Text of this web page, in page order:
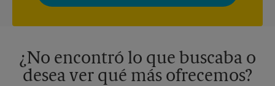
momento. Para más información, consulte nuestra política de
¿No encontró lo que buscaba o
desea ver qué más ofrecemos?